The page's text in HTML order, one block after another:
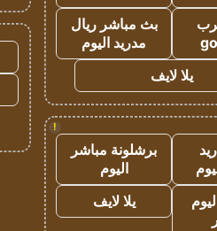
بث مباشر ريال
مدريد اليوم
يلا لايف
!
برشلونة مباشر
اليوم
يلا لايف